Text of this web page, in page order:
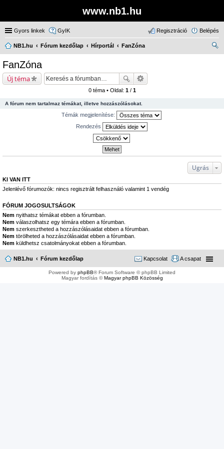
www.nb1.hu
Gyors linkek GyIK Belépés
Regisztráció
NB1.hu Fórum kezdőlap Hírportál
FanZóna
FanZóna
Új téma
0 téma • Oldal: 1/ 1
A fórum nem tartalmaz témákat, illetve hozzászólásokat.
Témák megjelenítése:
Rendezés
Ugrás
KI VAN ITT
Jelenlévő fórumozók: nincs regisztrált felhasználó valamint 1 vendég
FÓRUM JOGOSULTSÁGOK
Nem nyithatsz témákat ebben a fórumban.
Nem válaszolhatsz egy témára ebben a fórumban.
Nem szerkesztheted a hozzászólásaidat ebben a fórumban.
Nem törölheted a hozzászólásaidat ebben a fórumban.
Nem küldhetsz csatolmányokat ebben a fórumban.
NB1.hu Fórum kezdőlap A csapat
Kapcsolat
Powered by phpBB® Forum Software © phpBB Limited
Magyar fordítás ©Magyar phpBB Közösség